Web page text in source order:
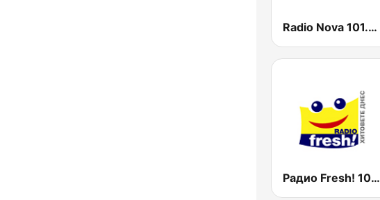
Radio Nova 101.7 FM
Радио Fresh! 100.3 FM